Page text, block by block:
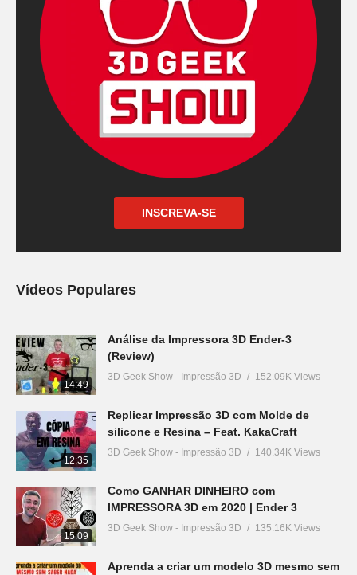
INSCREVA-SE
Vídeos Populares
14:49
Análise da Impressora 3D Ender-3
(Review)
3D Geek Show - Impressão 3D 152.09K Views
12:35
Replicar Impressão 3D com Molde de
silicone e Resina – Feat. KakaCraft
3D Geek Show - Impressão 3D 140.34K Views
15:09
Como GANHAR DINHEIRO com
IMPRESSORA 3D em 2020 | Ender 3
3D Geek Show - Impressão 3D 135.16K Views
Aprenda a criar um modelo 3D mesmo sem